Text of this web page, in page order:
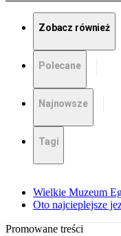
Zobacz również
Polecane
Najnowsze
Tagi
Wielkie Muzeum
Oto najcieplejsze
Promowane treści